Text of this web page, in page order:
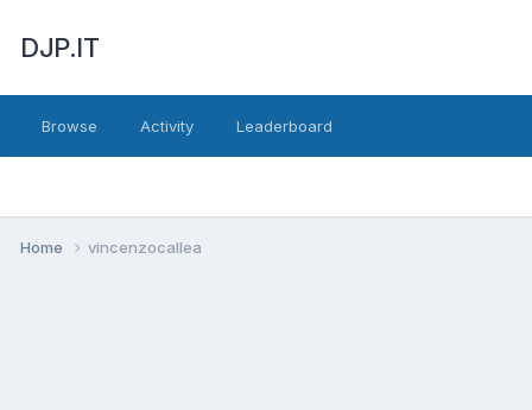
DJP.IT
Browse Activity Leaderboard
Home vincenzocallea